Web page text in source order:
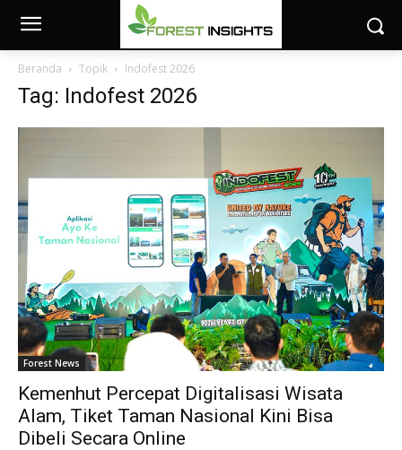
Beranda Topik Indofest 2026
Tag: Indofest 2026
Forest News
Kemenhut Percepat Digitalisasi Wisata
Alam, Tiket Taman Nasional Kini Bisa
Dibeli Secara Online